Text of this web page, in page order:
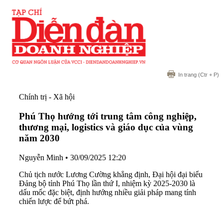
In trang (Ctr + P)
Chính trị - Xã hội
Phú Thọ hướng tới trung tâm công nghiệp,
thương mại, logistics và giáo dục của vùng
năm 2030
Nguyễn Minh • 30/09/2025 12:20
Chủ tịch nước Lương Cường khẳng định, Đại hội đại biểu
Đảng bộ tỉnh Phú Thọ lần thứ I, nhiệm kỳ 2025-2030 là
dấu mốc đặc biệt, định hướng nhiều giải pháp mang tính
chiến lược để bứt phá.